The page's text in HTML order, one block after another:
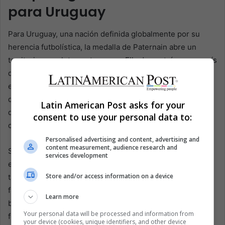
para Uruguay
Para Uruguay, una nación definida globalmente por su
herencia futbolística, la medalla de Paternain abre un
territorio completamente nuevo. Ella demostró que un país
de tres millones puede llegar al podio del maratón en el
escenario más grande del atletismo. Amplía el horizonte
de jóvenes corredores que quizá nunca pisen una cancha
de fútbol, pero que igual pueden soñar con medallas
celestes.
Su historia también subraya cómo el deporte moderno
está moldeado por la migración. La medalla le pertenece
tanto a Montevideo como a Cambridge, tanto a las cenas
familiares uruguayas como a las pistas escolares
británicas. Refleja la realidad global de que el talento se
forja a través de fronteras.
Latin American Post asks for your
consent to use your personal data to:
Personalised advertising and content, advertising and
content measurement, audience research and
services development
Store and/or access information on a device
Learn more
Your personal data will be processed and information from
your device (cookies, unique identifiers, and other device